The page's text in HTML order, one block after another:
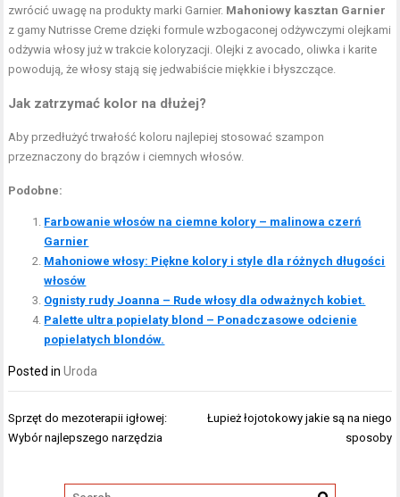
zwrócić uwagę na produkty marki Garnier. Mahoniowy kasztan Garnier
z gamy Nutrisse Creme dzięki formule wzbogaconej odżywczymi olejkami
odżywia włosy już w trakcie koloryzacji. Olejki z avocado, oliwka i karite
powodują, że włosy stają się jedwabiście miękkie i błyszczące.
Jak zatrzymać kolor na dłużej?
Aby przedłużyć trwałość koloru najlepiej stosować szampon
przeznaczony do brązów i ciemnych włosów.
Podobne:
Farbowanie włosów na ciemne kolory – malinowa czerń
Garnier
Mahoniowe włosy: Piękne kolory i style dla różnych długości
włosów
Ognisty rudy Joanna – Rude włosy dla odważnych kobiet.
Palette ultra popielaty blond – Ponadczasowe odcienie
popielatych blondów.
Posted inUroda
Nawigacja
wpisu
Sprzęt do mezoterapii igłowej:
Wybór najlepszego narzędzia
Łupież łojotokowy jakie są na niego
sposoby